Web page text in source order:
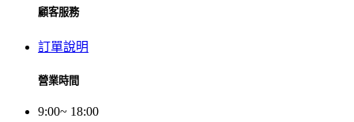
顧客服務
訂單說明
營業時間
9:00~ 18:00